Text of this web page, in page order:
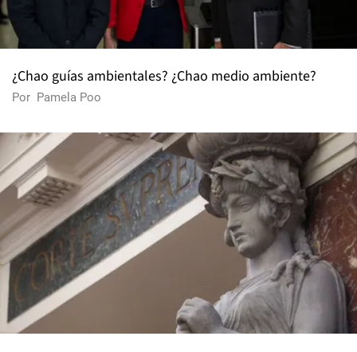
¿Chao guías ambientales? ¿Chao medio ambiente?
Por Pamela Poo